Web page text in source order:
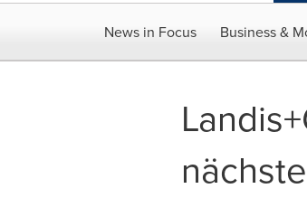
News in Focus Business &